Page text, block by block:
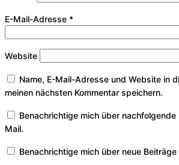
E-Mail-Adresse *
Website
Name, E-Mail-Adresse und Website in
meinen nächsten Kommentar speichern.
Benachrichtige mich über nachfolgende
Mail.
Benachrichtige mich über neue Beiträge